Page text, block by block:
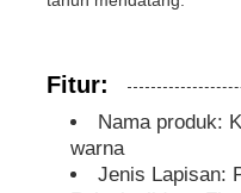
Lingkaran aluminium
Fitur:
Nama produk:
warna
Jenis Lapisan: